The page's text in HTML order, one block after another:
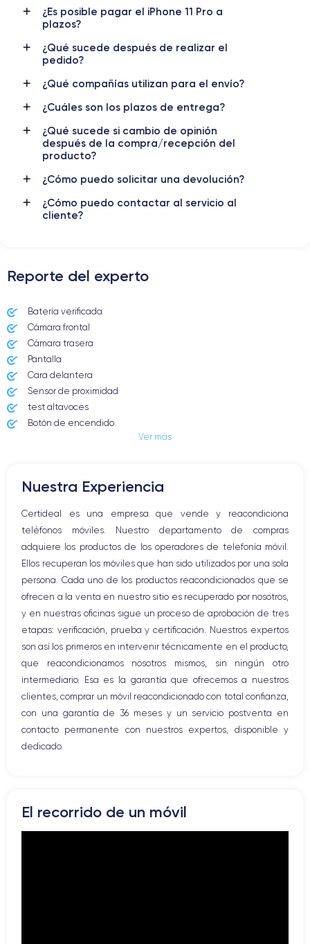
Nombre GPU
4 Core GPU
Frec. procesador
Cámara
Resolución vídeo Carga rápida
Batería
3190 mAh
Doble SIM
LTE/4G Si, todos los oper.
¿Es posible pagar el iPhone 11 Pro a
plazos?
¿Qué sucede después de realizar el
pedido?
¿Qué compañías utilizan para el envío?
¿Cuáles son los plazos de entrega?
¿Qué sucede si cambio de opinión
después de la compra/recepción del
producto?
¿Cómo puedo solicitar una devolución?
¿Cómo puedo contactar al servicio al
cliente?
Reporte del experto
Batería verificada
Cámara frontal
Cámara trasera
Pantalla
Cara delantera
Sensor de proximidad
test altavoces
Botón de encendido
Altavoz
Botón Inicio
Bluetooth
WiFi
Red móvil
Vibración
Conector USB
Ver más
Nuestra Experiencia
Certideal es una empresa que vende y reacondiciona
teléfonos móviles. Nuestro departamento de compras
adquiere los productos de los operadores de telefonía móvil.
Ellos recuperan los móviles que han sido utilizados por una sola
persona. Cada uno de los productos reacondicionados que se
ofrecen a la venta en nuestro sitio es recuperado por nosotros,
y en nuestras oficinas sigue un proceso de aprobación de tres
etapas: verificación, prueba y certificación. Nuestros expertos
son así los primeros en intervenir técnicamente en el producto,
que reacondicionamos nosotros mismos, sin ningún otro
intermediario. Esa es la garantía que ofrecemos a nuestros
clientes, comprar un móvil reacondicionado con total confianza,
con una garantía de 36 meses y un servicio postventa en
contacto permanente con nuestros expertos, disponible y
dedicado.
El recorrido de un móvil